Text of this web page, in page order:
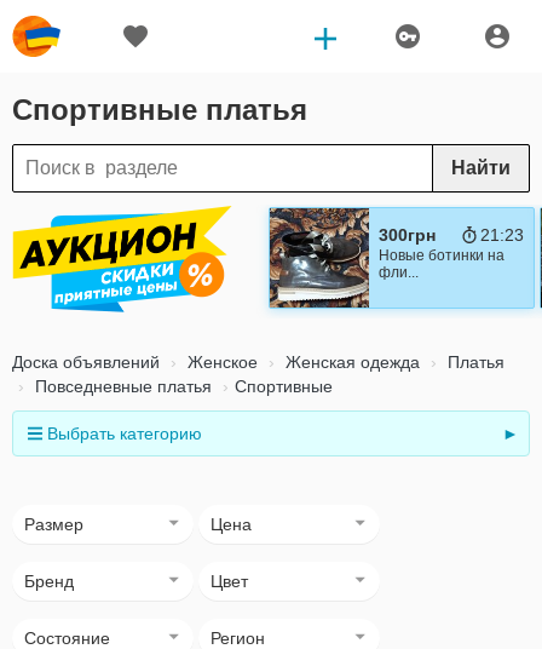
Спортивные платья
Найти
300грн 21:22
Новые ботинки на
фли...
Доска объявлений Женское Женская одежда
Платья
Повседневные платья
Спортивные
Выбрать категорию ►
Размер Цена
Бренд Цвет
Состояние Регион